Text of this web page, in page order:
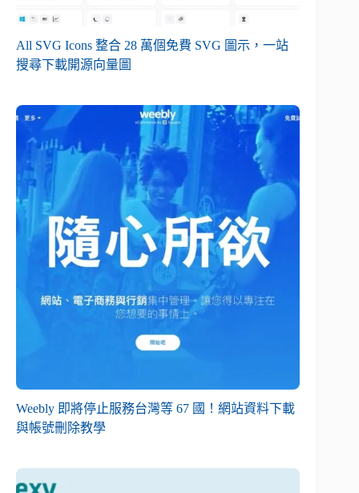
All SVG Icons 整合 28 萬個免費 SVG 圖示，一站
搜尋下載開源向量圖
Weebly 即將停止服務台灣等 67 國！網站資料下載
與帳號刪除教學